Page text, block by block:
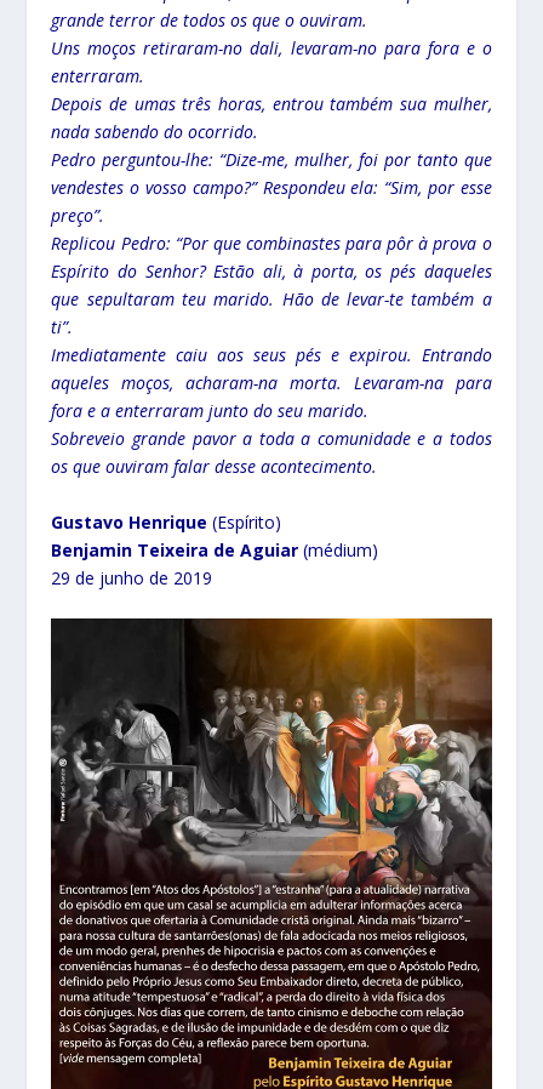
grande terror de todos os que o ouviram.
Uns moços retiraram-no dali, levaram-no para fora e o
enterraram.
Depois de umas três horas, entrou também sua mulher,
nada sabendo do ocorrido.
Pedro perguntou-lhe: “Dize-me, mulher, foi por tanto que
vendestes o vosso campo?” Respondeu ela: “Sim, por esse
preço”.
Replicou Pedro: “Por que combinastes para pôr à prova o
Espírito do Senhor? Estão ali, à porta, os pés daqueles
que sepultaram teu marido. Hão de levar-te também a
ti”.
Imediatamente caiu aos seus pés e expirou. Entrando
aqueles moços, acharam-na morta. Levaram-na para
fora e a enterraram junto do seu marido.
Sobreveio grande pavor a toda a comunidade e a todos
os que ouviram falar desse acontecimento.
Gustavo Henrique (Espírito)
Benjamin Teixeira de Aguiar (médium)
29 de junho de 2019